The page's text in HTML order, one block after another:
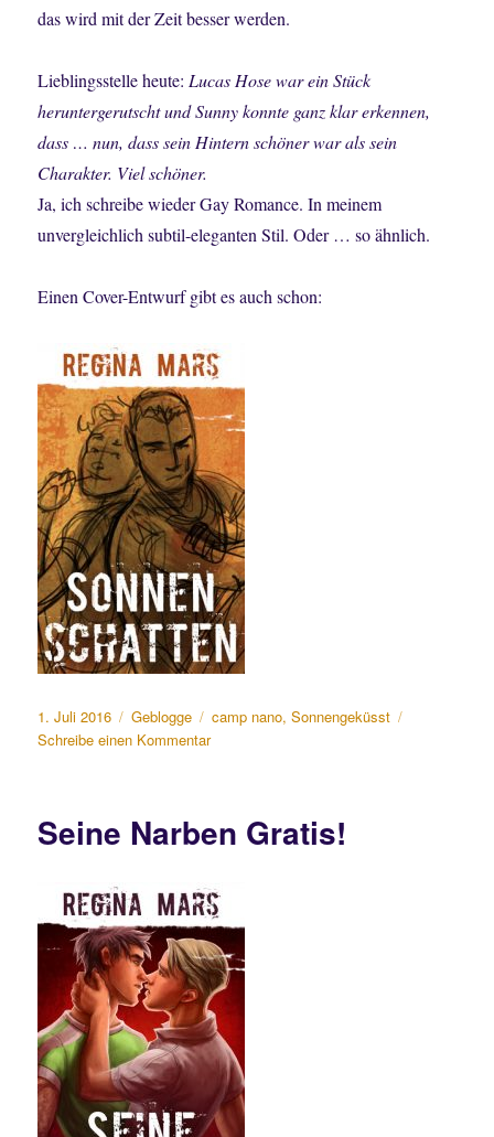
das wird mit der Zeit besser werden.
Lieblingsstelle heute:Lucas Hose war ein Stück
heruntergerutscht und Sunny konnte ganz klar erkennen,
dass … nun, dass sein Hintern schöner war als sein
Charakter. Viel schöner.
Ja, ich schreibe wieder Gay Romance. In meinem
unvergleichlich subtil-eleganten Stil. Oder … so ähnlich.
Einen Cover-Entwurf gibt es auch schon:
Veröffentlicht
am
1. Juli 2016 Kategorien
Geblogge Schlagwörter
camp nano,Sonnengeküsst
Schreibe einen Kommentarzu
1
Seine Narben Gratis!